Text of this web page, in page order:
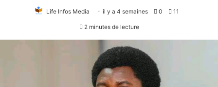
Life Infos Media il y a 4 semaines 0 11
2 minutes de lecture